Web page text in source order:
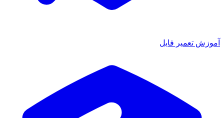
تعمیر فایل